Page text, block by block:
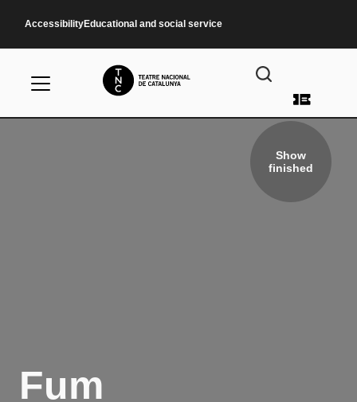
AccessibilityEducational and social service
User
Show
finished
Fum